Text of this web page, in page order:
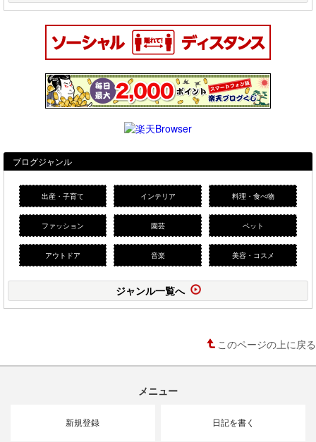
ブログジャンル
出産・子育て インテリア 料理・食べ物
ファッション 園芸 ペット
アウトドア 音楽 美容・コスメ
ジャンル一覧へ
このページの上に戻る
メニュー
新規登録 日記を書く